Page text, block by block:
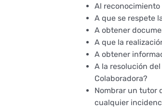
Al
A que se respete
A obtener
A que la
A obtener
A la resolución
Colaboradora?
Nombrar un tutor
cualquier